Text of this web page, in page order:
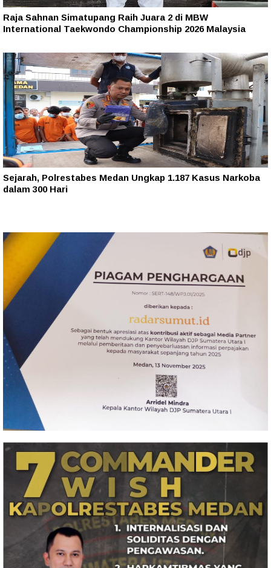
Raja Sahnan Simatupang Raih Juara 2 di MBW
International Taekwondo Championship 2026 Malaysia
Sejarah, Polrestabes Medan Ungkap 1.187 Kasus Narkoba
dalam 300 Hari